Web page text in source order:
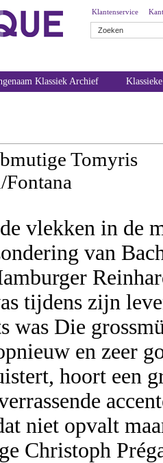
Klantenservice
Klassiek Archief
Tomyris
vlekken in de
van
tijdens zijn
was Die
en zeer
hoort een
niet opvalt
Christoph